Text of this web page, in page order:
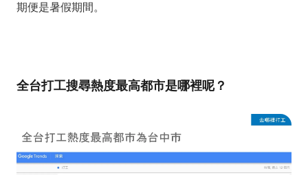
期便是暑假期間。
全台打工搜尋熱度最高都市是哪裡呢？